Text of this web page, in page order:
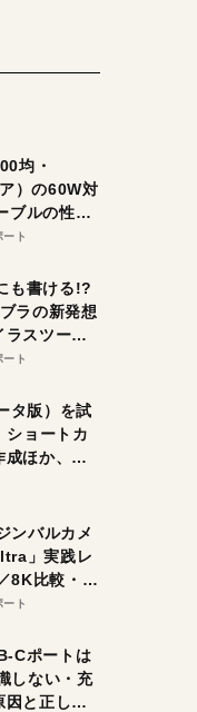
均・
）の60W対
ブルの性能
パの1本を
ート
も書ける!?
ラの新発想
ラスツーウ
。持ち替
ート
タ版）を試
ョートカ
成ほか、期
5選。
そこ！
ンバルカメ
」実践レ
8K比較・ズ
をチェッ
ート
Cポートは
しない・充
因と正しい